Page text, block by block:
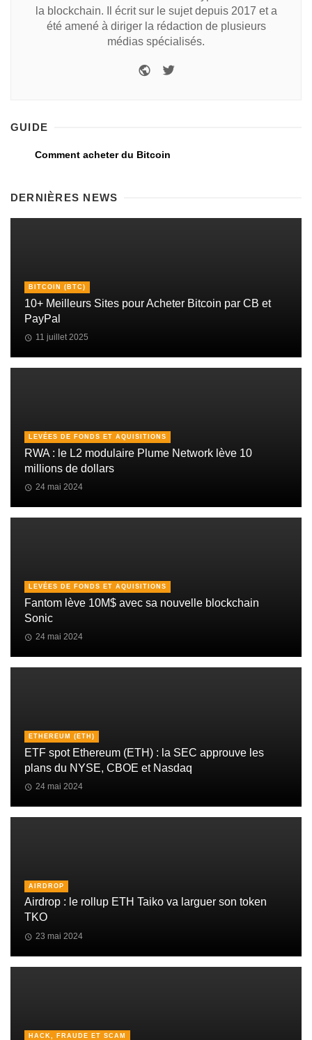
la blockchain. Il écrit sur le sujet depuis 2017 et a
été amené à diriger la rédaction de plusieurs
médias spécialisés.
GUIDE
Comment acheter du Bitcoin
DERNIÈRES NEWS
BITCOIN (BTC)
10+ Meilleurs Sites pour Acheter Bitcoin par CB et
PayPal
11 juillet 2025
LEVÉES DE FONDS ET AQUISITIONS
RWA : le L2 modulaire Plume Network lève 10
millions de dollars
24 mai 2024
LEVÉES DE FONDS ET AQUISITIONS
Fantom lève 10M$ avec sa nouvelle blockchain
Sonic
24 mai 2024
ETHEREUM (ETH)
ETF spot Ethereum (ETH) : la SEC approuve les
plans du NYSE, CBOE et Nasdaq
24 mai 2024
AIRDROP
Airdrop : le rollup ETH Taiko va larguer son token
TKO
23 mai 2024
HACK, FRAUDE ET SCAM